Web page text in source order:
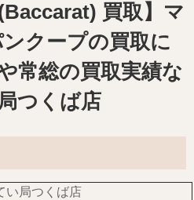
買取】マ
クープの買取に
常総の買取実績な
つくば店
い局つくば店